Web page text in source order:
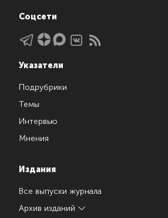
Соцсети
Указатели
Подрубрики
Темы
Интервью
Мнения
Издания
Все выпуски журнала
Архив изданий